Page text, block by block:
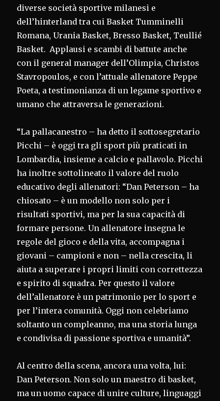
diverse società sportive milanesi e
dell’hinterland tra cui Basket Tumminelli
Romana, Urania Basket, Bresso Basket, Teullié
Basket. Applausi e scambi di battute anche
con il general manager dell’Olimpia, Christos
Stavropoulos, e con l’attuale allenatore Peppe
Poeta, a testimonianza di un legame sportivo e
umano che attraversa le generazioni.
“La pallacanestro – ha detto il sottosegretario
Picchi – è oggi tra gli sport più praticati in
Lombardia, insieme a calcio e pallavolo. Picchi
ha inoltre sottolineato il valore del ruolo
educativo degli allenatori: “Dan Peterson – ha
chiosato – è un modello non solo per i
risultati sportivi, ma per la sua capacità di
formare persone. Un allenatore insegna le
regole del gioco e della vita, accompagna i
giovani – campioni e non – nella crescita, li
aiuta a superare i propri limiti con correttezza
e spirito di squadra. Per questo il valore
dell’allenatore è un patrimonio per lo sport e
per l’intera comunità. Oggi non celebriamo
soltanto un compleanno, ma una storia lunga
e condivisa di passione sportiva e umanità”.
Al centro della scena, ancora una volta, lui:
Dan Peterson. Non solo un maestro di basket,
ma un uomo capace di unire culture, linguaggi